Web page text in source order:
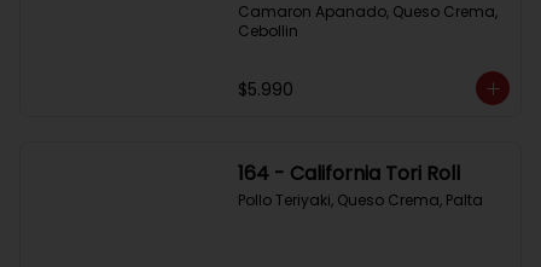
Camaron Apanado, Queso Crema,
Cebollin
$5.990
164 - California Tori Roll
Pollo Teriyaki, Queso Crema, Palta